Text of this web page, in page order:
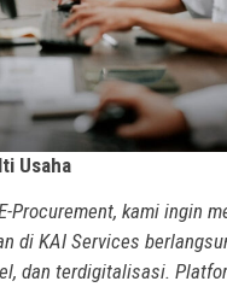
Usaha
Procurement, kami ingin
di KAI Services
dan terdigitalisasi.